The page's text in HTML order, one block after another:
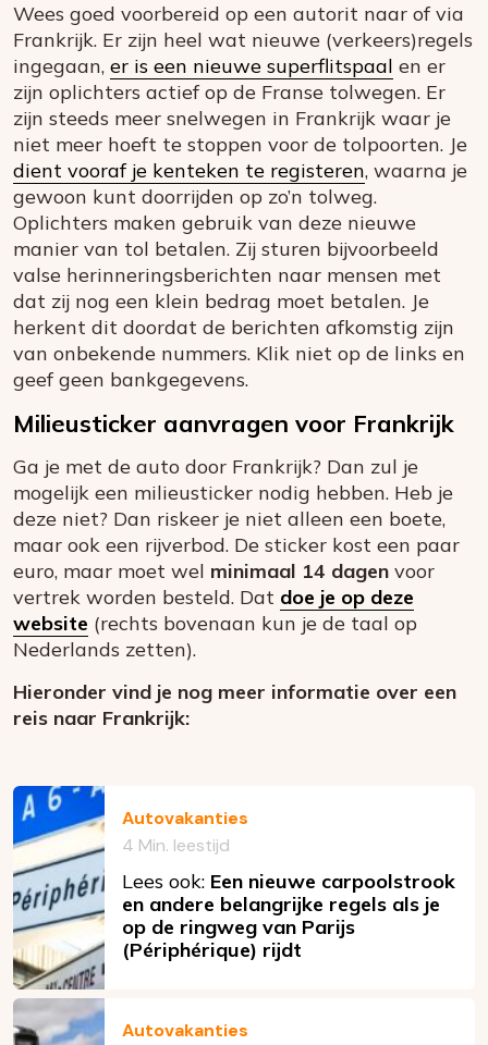
Wees goed voorbereid op een autorit naar of via
Frankrijk. Er zijn heel wat nieuwe (verkeers)regels
ingegaan, er is een nieuwe superflitspaal en er
zijn oplichters actief op de Franse tolwegen. Er
zijn steeds meer snelwegen in Frankrijk waar je
niet meer hoeft te stoppen voor de tolpoorten. Je
dient vooraf je kenteken te registeren, waarna je
gewoon kunt doorrijden op zo’n tolweg.
Oplichters maken gebruik van deze nieuwe
manier van tol betalen. Zij sturen bijvoorbeeld
valse herinneringsberichten naar mensen met
dat zij nog een klein bedrag moet betalen. Je
herkent dit doordat de berichten afkomstig zijn
van onbekende nummers. Klik niet op de links en
geef geen bankgegevens.
Milieusticker aanvragen voor Frankrijk
Ga je met de auto door Frankrijk? Dan zul je
mogelijk een milieusticker nodig hebben. Heb je
deze niet? Dan riskeer je niet alleen een boete,
maar ook een rijverbod. De sticker kost een paar
euro, maar moet wel minimaal 14 dagen voor
vertrek worden besteld. Dat doe je op deze
website (rechts bovenaan kun je de taal op
Nederlands zetten).
Hieronder vind je nog meer informatie over een
reis naar Frankrijk:
Autovakanties
4 Min. leestijd
Lees ook: Een nieuwe carpoolstrook
en andere belangrijke regels als je
op de ringweg van Parijs
(Périphérique) rijdt
Autovakanties